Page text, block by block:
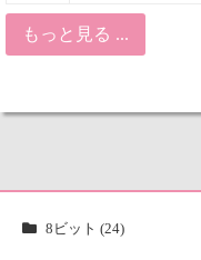
もっと見る ...
8ビット (24)